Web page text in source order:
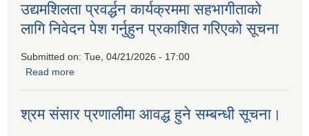
उद्यमशिलता प्रवर्द्धन कार्यक्रममा सहभागीताको
लागि निवेदन पेश गर्नुहुन प्रकाशित गरिएको सूचना
Submitted on: Tue, 04/21/2026 - 17:00
Read more
श्रम संसार प्रणालीमा आवद्ध हुने सम्बन्धी सूचना।